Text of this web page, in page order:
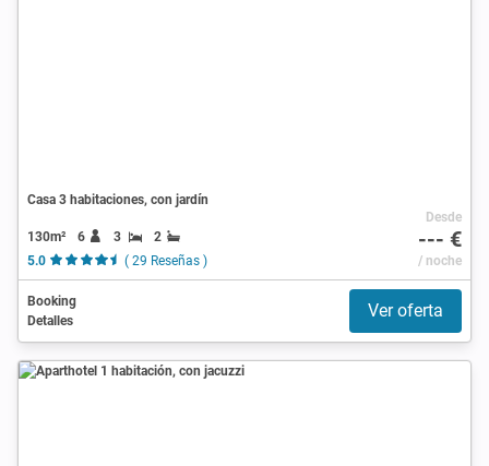
Casa 3 habitaciones, con jardín
130m² 6 3
2
5.0
( 29 Reseñas )
Desde
--- €
/ noche
Booking
Detalles
Ver oferta